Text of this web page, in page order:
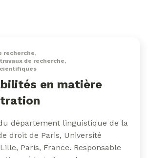
recherche,
de recherche,
en matière
département linguistique de la
droit de Paris, Université
Paris, France. Responsable